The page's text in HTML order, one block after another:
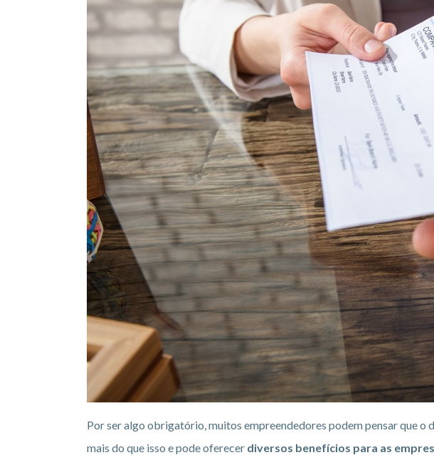
Por ser algo obrigatório, muitos empreendedores podem pensar que
mais do que isso e pode oferecer diversos benefícios para as